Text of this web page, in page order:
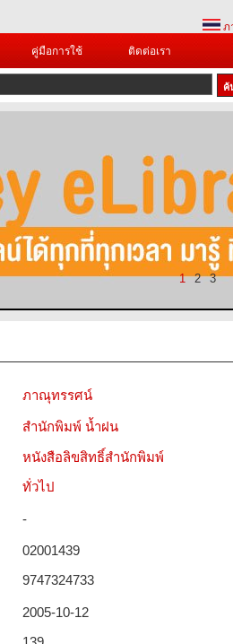
ภ
คู่มือการใช้ ติดต่อเรา
1 2 3
ภาณุทรรศน์
สำนักพิมพ์ น้ำฝน
หนังสือลิขสิทธิ์สำนักพิมพ์
ทั่วไป
-
02001439
9747324733
2005-10-12